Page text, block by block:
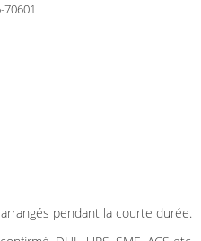
70601
pendant la courte durée.